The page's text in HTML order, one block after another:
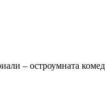
– остроумната